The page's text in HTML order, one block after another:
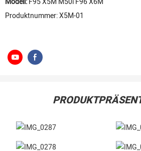
Produktnummer: X5M-01